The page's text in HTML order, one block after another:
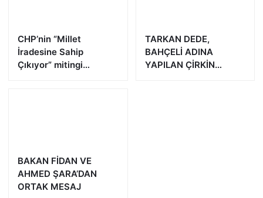
CHP’nin “Millet
İradesine Sahip
Çıkıyor” mitingi
TARKAN DEDE,
BAHÇELİ ADINA
YAPILAN ÇİRKİN
BAKAN FİDAN VE
AHMED ŞARA’DAN
ORTAK MESAJ